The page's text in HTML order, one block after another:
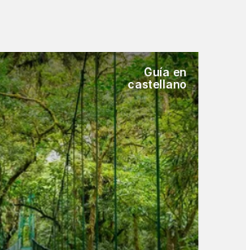
Guía en
castellano